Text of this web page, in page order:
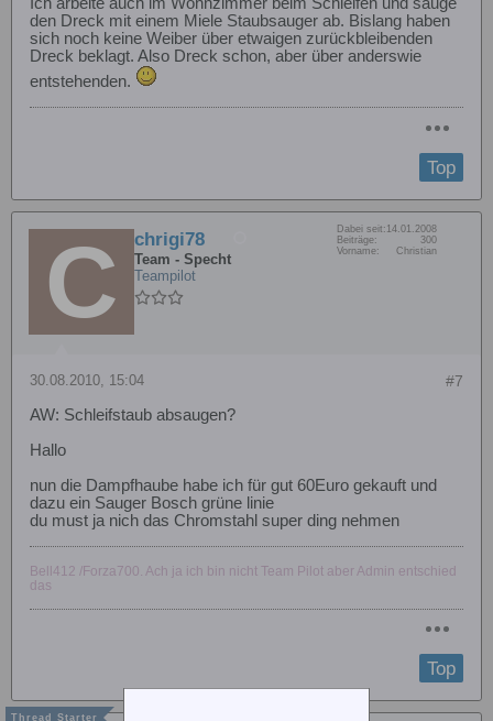
Ich arbeite auch im Wohnzimmer beim Schleifen und sauge
den Dreck mit einem Miele Staubsauger ab. Bislang haben
sich noch keine Weiber über etwaigen zurückbleibenden
Dreck beklagt. Also Dreck schon, aber über anderswie
entstehenden.
Top
chrigi78
Team - Specht
Teampilot
Dabei seit: 14.01.2008
Beiträge:
300
Vorname:
Christian
#7
30.08.2010, 15:04
AW: Schleifstaub absaugen?
Hallo
nun die Dampfhaube habe ich für gut 60Euro gekauft und
dazu ein Sauger Bosch grüne linie
du must ja nich das Chromstahl super ding nehmen
Bell412 /Forza700. Ach ja ich bin nicht Team Pilot aber Admin entschied
das
Top